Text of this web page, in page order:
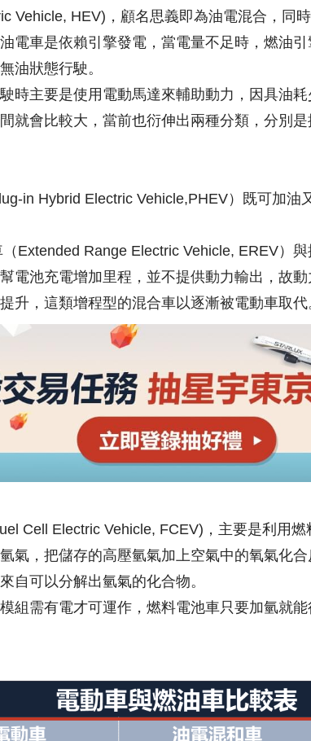
Vehicle, HEV)，顧名思義即為油電混合，同
電車是依賴引擎發電，當電量不足時，燃油
油狀態行駛。
時主要是使用電動馬達來輔助動力，因具油
就會比較大，當前也衍伸出兩種分類，分別
in Hybrid Electric Vehicle,PHEV）既可加油
Extended Range Electric Vehicle, EREV）
電池充電增加里程，並不提供動力輸出，故
升，這類增程型的混合車以逐漸被電動車取代
Cell Electric Vehicle, FCEV)，主要是利用
氣，把儲存的高壓氫氣加上空氣中的氧氣化
自可以分解出氫氣的化合物。
組需有電才可運作，燃料電池車只要加氫就